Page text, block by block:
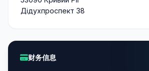
Дідухпроспект 38
财务信息